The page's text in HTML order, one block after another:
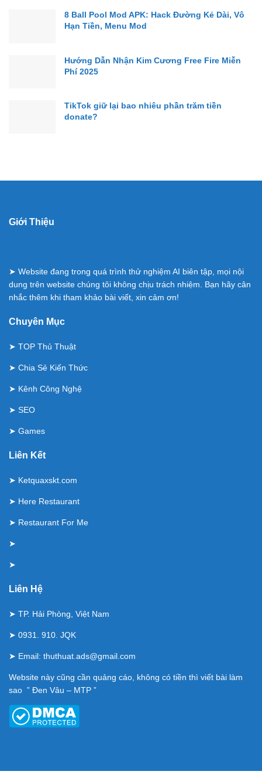
8 Ball Pool Mod APK: Hack Đường Kẻ Dài, Vô
Hạn Tiền, Menu Mod
Hướng Dẫn Nhận Kim Cương Free Fire Miễn
Phí 2025
TikTok giữ lại bao nhiêu phần trăm tiền
donate?
Giới Thiệu
➤ Website đang trong quá trình thử nghiệm AI biên tập, mọi nội
dung trên website chúng tôi không chịu trách nhiệm. Bạn hãy cân
nhắc thêm khi tham khảo bài viết, xin cảm ơn!
Chuyên Mục
➤ TOP Thủ Thuật
➤ Chia Sẻ Kiến Thức
➤ Kênh Công Nghệ
➤ SEO
➤ Games
Liên Kết
➤ Ketquaxskt.com
➤ Here Restaurant
➤ Restaurant For Me
➤
➤
Liên Hệ
➤ TP. Hải Phòng, Việt Nam
➤ 0931. 910. JQK
➤ Email: thuthuat.ads@gmail.com
Website này cũng cần quảng cáo, không có tiền thì viết bài làm
sao ” Đen Vâu – MTP ”